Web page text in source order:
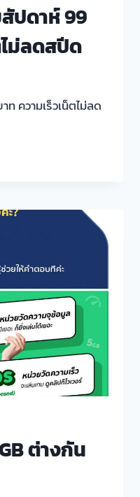
ปดาห์ 99
ม่ลดสปีด
ความเร็วเน็ตไม่ลด
ต่างกัน